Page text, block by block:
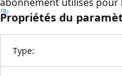
Propriétés du
Type: